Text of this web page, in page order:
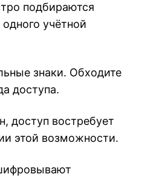
подбираются
учётной
знаки. Обходите
доступа.
доступ востребует
этой возможности.